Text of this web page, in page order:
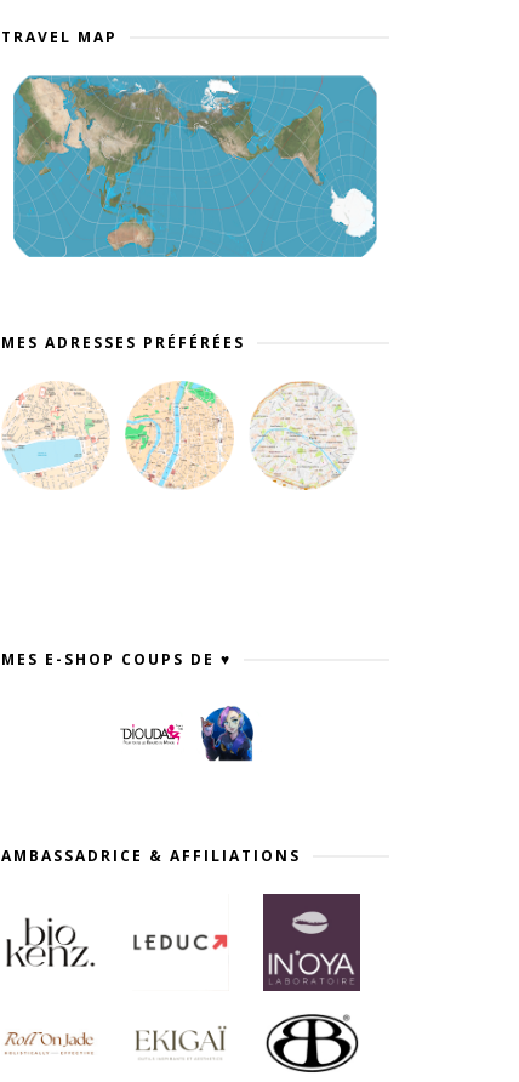
TRAVEL MAP
MES ADRESSES PRÉFÉRÉES
MES E-SHOP COUPS DE ♥
AMBASSADRICE & AFFILIATIONS